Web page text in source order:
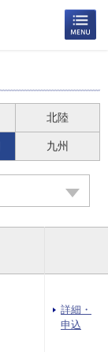
北陸
九州
詳細・
申込